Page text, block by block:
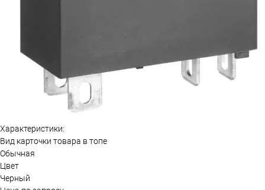
Характеристики:
Вид карточки товара в топе
Обычная
Цвет
Черный